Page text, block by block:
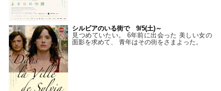
シルビアのいる街で 9/5(土)～
見つめていたい。 6年前に出会った 美しい女の
面影を求めて、 青年はその街をさまよった。